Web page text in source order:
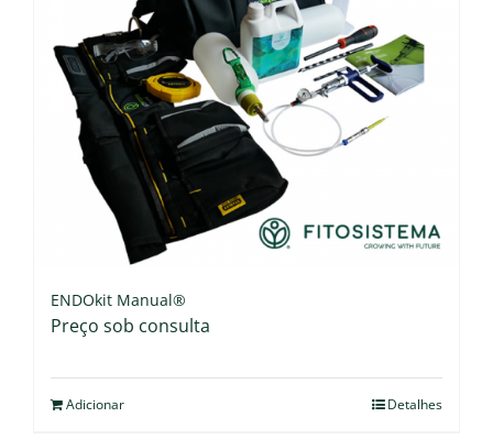
ENDOkit Manual®
Preço sob consulta
Adicionar Detalhes